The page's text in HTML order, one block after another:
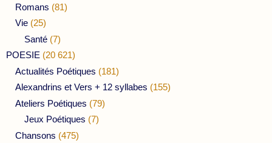
Romans (81)
Vie (25)
Santé (7)
POESIE (20 621)
Actualités Poétiques (181)
Alexandrins et Vers + 12 syllabes (155)
Ateliers Poétiques (79)
Jeux Poétiques (7)
Chansons (475)